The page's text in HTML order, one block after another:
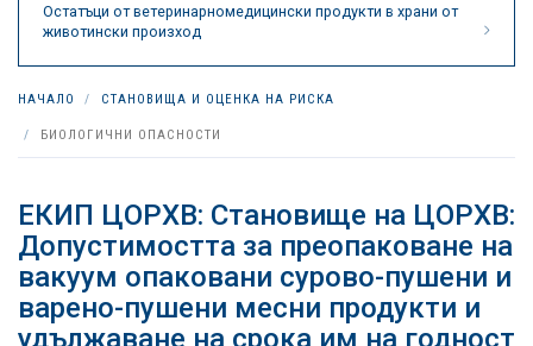
Остатъци от ветеринарномедицински продукти в храни от
животински произход
НАЧАЛО СТАНОВИЩА И ОЦЕНКА НА РИСКА
БИОЛОГИЧНИ ОПАСНОСТИ
ЕКИП ЦОРХВ: Становище на ЦОРХВ:
Допустимостта за преопаковане на
вакуум опаковани сурово-пушени и
варено-пушени месни продукти и
удължаване на срока им на годност